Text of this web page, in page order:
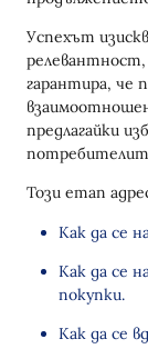
Успехът
релевантност,
гарантира, че
предлагайки
Този етап
Как да се
Как да се
покупки.
Как да се